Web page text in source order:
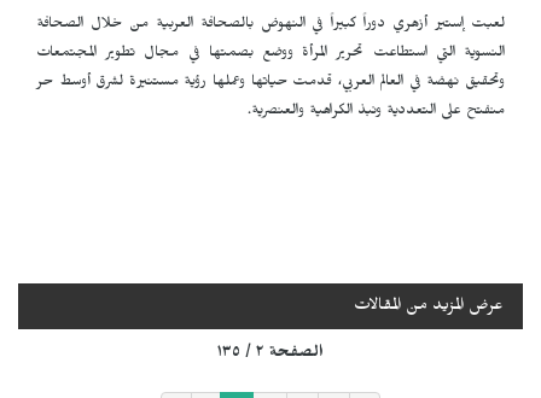
لعبت إستير أزهري دوراً كبيراً في النهوض بالصحافة العربية من خلال الصحافة
النسوية التي استطاعت تحرير المرأة ووضع بصمتها في مجال تطوير المجتمعات
وتحقيق نهضة في العالم العربي، قدمت حياتها وعملها رؤية مستنيرة لشرق أوسط حر
منفتح على التعددية ونبذ الكراهية والعنصرية.
عرض المزيد من المقالات
الصفحة ٢ / ١٣٥